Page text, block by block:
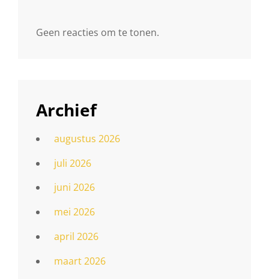
Geen reacties om te tonen.
Archief
augustus 2026
juli 2026
juni 2026
mei 2026
april 2026
maart 2026